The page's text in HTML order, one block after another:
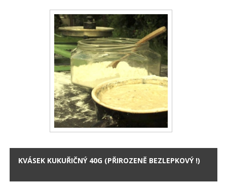
KVÁSEK KUKUŘIČNÝ 40G (PŘIROZENĚ BEZLEPKOVÝ !)